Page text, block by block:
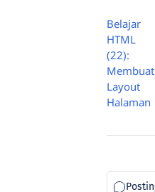
Belajar
HTML
(22):
Membuat
Layout
Halaman